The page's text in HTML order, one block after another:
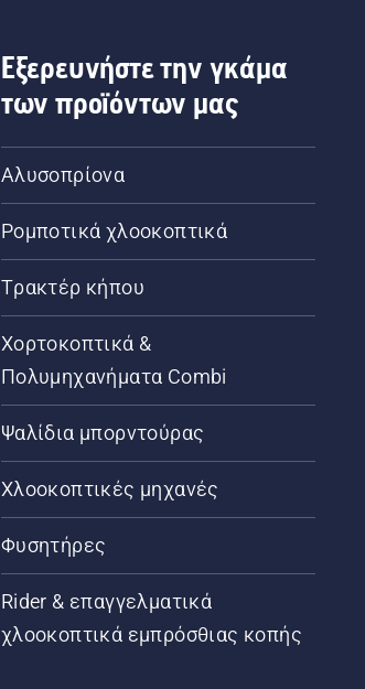
Εξερευνήστε την γκάμα
των προϊόντων μας
Αλυσοπρίονα
Ρομποτικά χλοοκοπτικά
Τρακτέρ κήπου
Χορτοκοπτικά &
Πολυμηχανήματα Combi
Ψαλίδια μπορντούρας
Χλοοκοπτικές μηχανές
Φυσητήρες
Rider & επαγγελματικά
χλοοκοπτικά εμπρόσθιας κοπής